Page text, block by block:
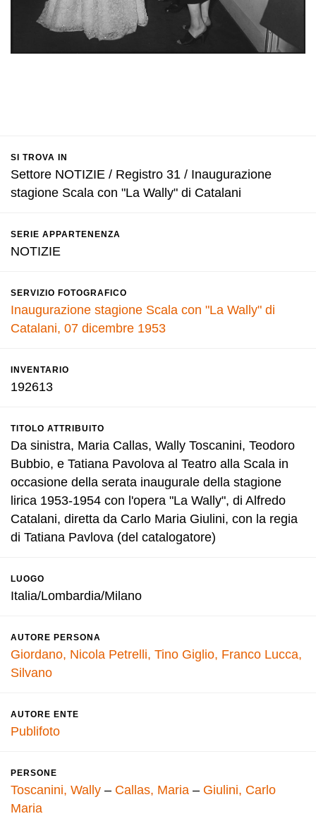
SI TROVA IN
Settore NOTIZIE / Registro 31 / Inaugurazione
stagione Scala con "La Wally" di Catalani
SERIE APPARTENENZA
NOTIZIE
SERVIZIO FOTOGRAFICO
Inaugurazione stagione Scala con "La Wally" di
Catalani, 07 dicembre 1953
INVENTARIO
192613
TITOLO ATTRIBUITO
Da sinistra, Maria Callas, Wally Toscanini, Teodoro
Bubbio, e Tatiana Pavolova al Teatro alla Scala in
occasione della serata inaugurale della stagione
lirica 1953-1954 con l'opera "La Wally", di Alfredo
Catalani, diretta da Carlo Maria Giulini, con la regia
di Tatiana Pavlova (del catalogatore)
LUOGO
Italia/Lombardia/Milano
AUTORE PERSONA
Giordano, Nicola Petrelli, Tino Giglio, Franco Lucca,
Silvano
AUTORE ENTE
Publifoto
PERSONE
Toscanini, Wally – Callas, Maria – Giulini, Carlo
Maria